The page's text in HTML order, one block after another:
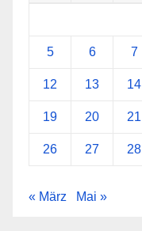
5 6 7
12 13 14
19 20 21
26 27 28
« März Mai »